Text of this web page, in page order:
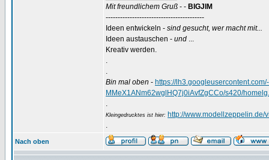
Mit freundlichem Gruß - - BIGJIM
-----------------------------------------
Ideen entwickeln - sind gesucht, wer macht mit...
Ideen austauschen - und ...
Kreativ werden.
.
.
Bin mal oben - https://
MMeX1ANm62wglHQ7j0iAvfZgCCo/s420/
.
Kleingedrucktes ist hier: http://
.
Nach oben